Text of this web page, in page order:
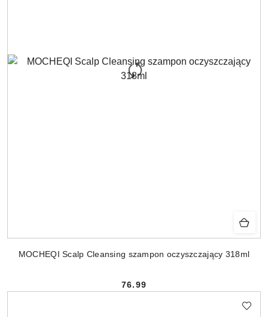
MOCHEQI Scalp Cleansing szampon oczyszczający 318ml
Cena:
76.99